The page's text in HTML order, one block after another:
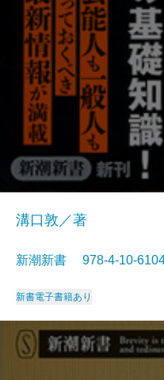
溝口敦／著
新潮新書 978-4-10-
新書電子書籍あり